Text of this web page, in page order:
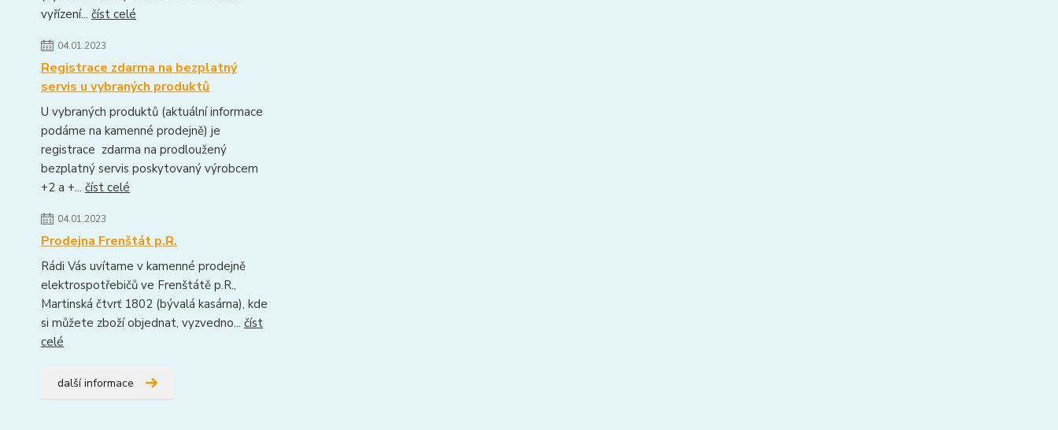
vyřízení... číst celé
04.01.2023
Registrace zdarma na bezplatný
servis u vybraných produktů
U vybraných produktů (aktuální informace
podáme na kamenné prodejně) je
registrace zdarma na prodloužený
bezplatný servis poskytovaný výrobcem
+2 a +... číst celé
04.01.2023
Prodejna Frenštát p.R.
Rádi Vás uvítame v kamenné prodejně
elektrospotřebičů ve Frenštátě p.R.,
Martinská čtvrť 1802 (bývalá kasárna), kde
si můžete zboží objednat, vyzvedno... číst
celé
další informace